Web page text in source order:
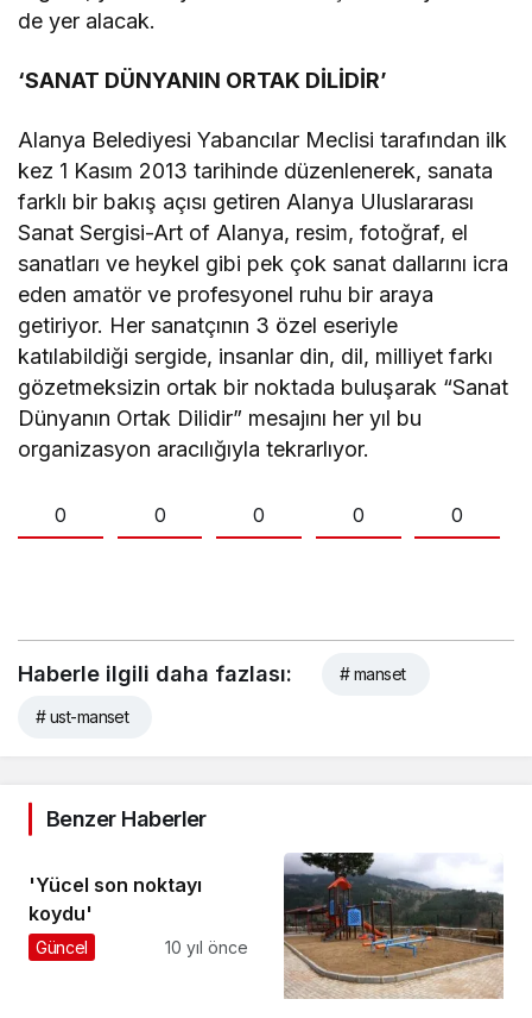
de yer alacak.
‘SANAT DÜNYANIN ORTAK DİLİDİR’
Alanya Belediyesi Yabancılar Meclisi tarafından ilk
kez 1 Kasım 2013 tarihinde düzenlenerek, sanata
farklı bir bakış açısı getiren Alanya Uluslararası
Sanat Sergisi-Art of Alanya, resim, fotoğraf, el
sanatları ve heykel gibi pek çok sanat dallarını icra
eden amatör ve profesyonel ruhu bir araya
getiriyor. Her sanatçının 3 özel eseriyle
katılabildiği sergide, insanlar din, dil, milliyet farkı
gözetmeksizin ortak bir noktada buluşarak “Sanat
Dünyanın Ortak Dilidir” mesajını her yıl bu
organizasyon aracılığıyla tekrarlıyor.
0 0 0 0 0
Haberle ilgili daha fazlası: # manset
# ust-manset
Benzer Haberler
'Yücel son noktayı
koydu'
Güncel 10 yıl önce